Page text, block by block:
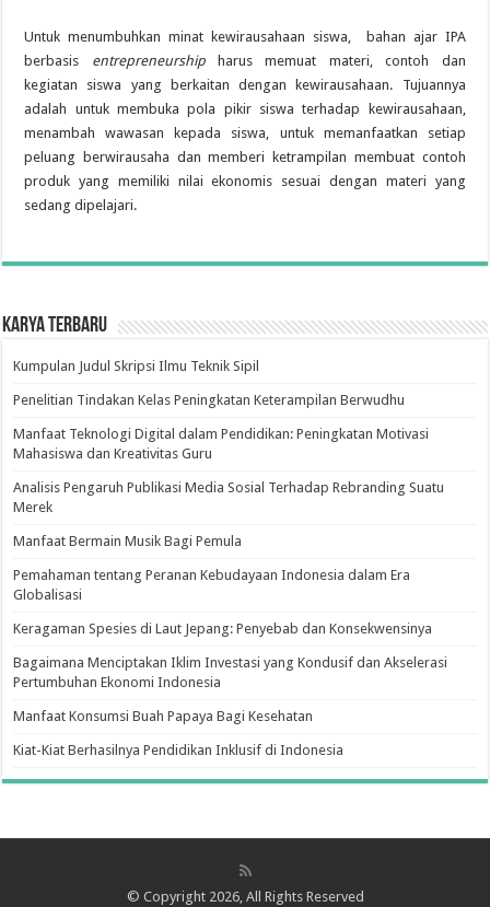
Untuk menumbuhkan minat kewirausahaan siswa, bahan ajar IPA
berbasis entrepreneurshipharus memuat materi, contoh dan
kegiatan siswa yang berkaitan dengan kewirausahaan. Tujuannya
adalah untuk membuka pola pikir siswa terhadap kewirausahaan,
menambah wawasan kepada siswa, untuk memanfaatkan setiap
peluang berwirausaha dan memberi ketrampilan membuat contoh
produk yang memiliki nilai ekonomis sesuai dengan materi yang
sedang dipelajari.
Karya Terbaru
Kumpulan Judul Skripsi Ilmu Teknik Sipil
Penelitian Tindakan Kelas Peningkatan Keterampilan Berwudhu
Manfaat Teknologi Digital dalam Pendidikan: Peningkatan Motivasi
Mahasiswa dan Kreativitas Guru
Analisis Pengaruh Publikasi Media Sosial Terhadap Rebranding Suatu
Merek
Manfaat Bermain Musik Bagi Pemula
Pemahaman tentang Peranan Kebudayaan Indonesia dalam Era
Globalisasi
Keragaman Spesies di Laut Jepang: Penyebab dan Konsekwensinya
Bagaimana Menciptakan Iklim Investasi yang Kondusif dan Akselerasi
Pertumbuhan Ekonomi Indonesia
Manfaat Konsumsi Buah Papaya Bagi Kesehatan
Kiat-Kiat Berhasilnya Pendidikan Inklusif di Indonesia
© Copyright 2026, All Rights Reserved